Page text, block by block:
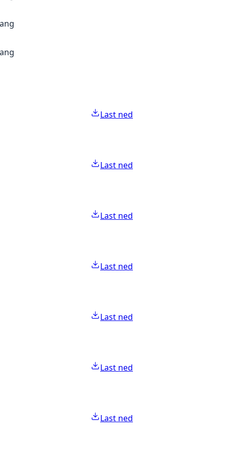
Last ned
Last ned
Last ned
Last ned
Last ned
Last ned
Last ned